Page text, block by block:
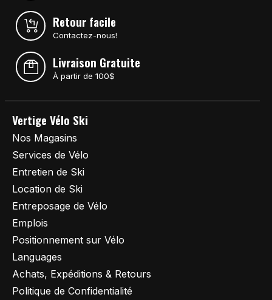
Retour facile
Contactez-nous!
Livraison Gratuite
À partir de 100$
Vertige Vélo Ski
Nos Magasins
Services de Vélo
Entretien de Ski
Location de Ski
Entreposage de Vélo
Emplois
Positionnement sur Vélo
Languages
Achats, Expéditions & Retours
Politique de Confidentialité